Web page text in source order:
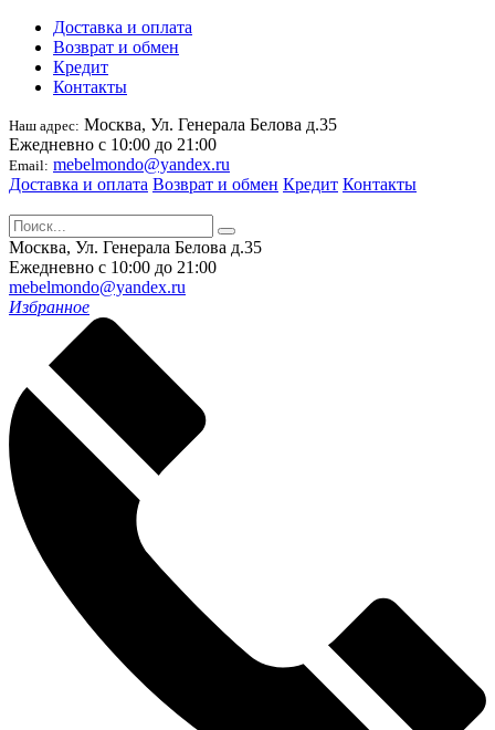
Доставка и оплата
Возврат и обмен
Кредит
Контакты
Наш адрес: Москва, Ул. Генерала Белова д.35
Ежедневно с 10:00 до 21:00
Email: mebelmondo@yandex.ru
Доставка и оплата Возврат и обмен Кредит Контакты
Москва, Ул. Генерала Белова д.35
Ежедневно с 10:00 до 21:00
mebelmondo@yandex.ru
Избранное